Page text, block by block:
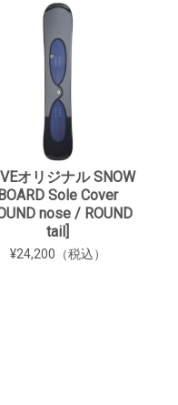
オリジナル SNOW
BOARD Sole Cover
nose / ROUND
tail]
¥24,200（税込）